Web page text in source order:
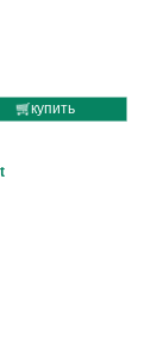
купить